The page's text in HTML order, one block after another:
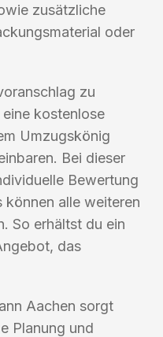
zusätzliche
oder
zu
kostenlose
Umzugskönig
Bei dieser
Bewertung
können alle weiteren
So erhältst du ein
das
Aachen sorgt
Planung und